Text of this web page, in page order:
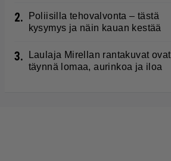
2.
Poliisilla tehovalvonta – tästä
kysymys ja näin kauan kestää
3.
Laulaja Mirellan rantakuvat ovat
täynnä lomaa, aurinkoa ja iloa